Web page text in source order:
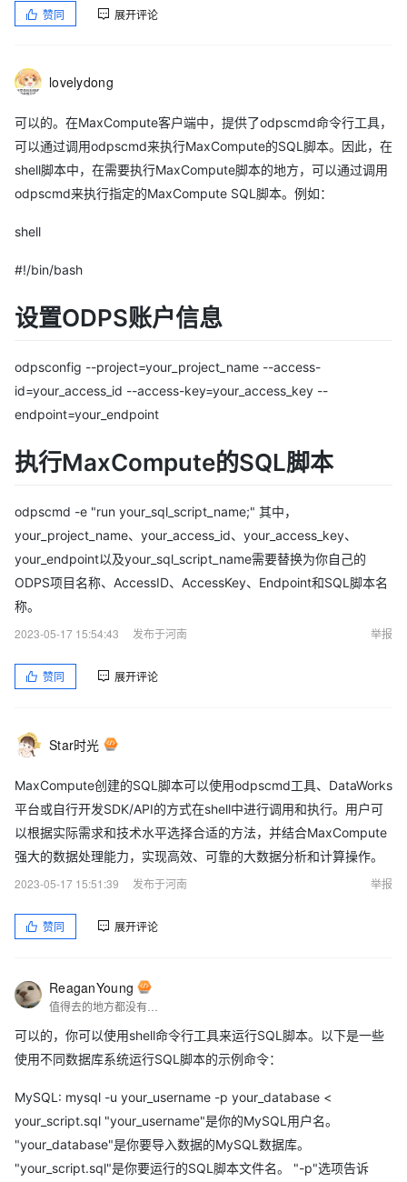
赞同 展开评论
lovelydong
可以的。在MaxCompute客户端中，提供了odpscmd命令行工具，
可以通过调用odpscmd来执行MaxCompute的SQL脚本。因此，在
shell脚本中，在需要执行MaxCompute脚本的地方，可以通过调用
odpscmd来执行指定的MaxCompute SQL脚本。例如：
shell
#!/bin/bash
设置ODPS账户信息
odpsconfig --project=your_project_name --access-
id=your_access_id --access-key=your_access_key --
endpoint=your_endpoint
执行MaxCompute的SQL脚本
odpscmd -e "run your_sql_script_name;" 其中，
your_project_name、your_access_id、your_access_key、
your_endpoint以及your_sql_script_name需要替换为你自己的
ODPS项目名称、AccessID、AccessKey、Endpoint和SQL脚本名
称。
2023-05-17 15:54:43
发布于河南 举报
赞同 展开评论
Star时光
MaxCompute创建的SQL脚本可以使用odpscmd工具、DataWorks
平台或自行开发SDK/API的方式在shell中进行调用和执行。用户可
以根据实际需求和技术水平选择合适的方法，并结合MaxCompute
强大的数据处理能力，实现高效、可靠的大数据分析和计算操作。
2023-05-17 15:51:39
发布于河南 举报
赞同 展开评论
ReaganYoung
可以的，你可以使用shell命令行工具来运行SQL脚本。以下是一些
使用不同数据库系统运行SQL脚本的示例命令：
MySQL: mysql -u your_username -p your_database <
your_script.sql "your_username"是你的MySQL用户名。
"your_database"是你要导入数据的MySQL数据库。
"your_script.sql"是你要运行的SQL脚本文件名。 "-p"选项告诉